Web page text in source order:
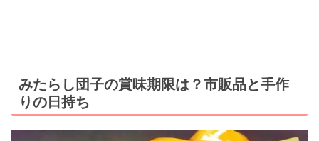
みたらし団子の賞味期限は？市販品と手作
りの日持ち